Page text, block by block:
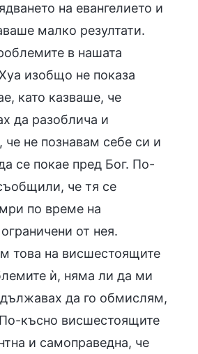
на евангелието и
малко резултати.
в нашата
изобщо не показа
като казваше, че
да разоблича и
не познавам себе си и
се покае пред Бог. По-
че тя се
по време на
от нея.
това на висшестоящите
ѝ, няма ли да ми
да го обмислям,
късно висшестоящите
и самоправедна, че